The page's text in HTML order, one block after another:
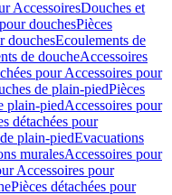
AccessoiresDouches et
douchesPièces
douchesEcoulements de
de doucheAccessoires
pour Accessoires pour
de plain-piedPièces
plain-piedAccessoires pour
détachées pour
plain-piedEvacuations
muralesAccessoires pour
Accessoires pour
Pièces détachées pour